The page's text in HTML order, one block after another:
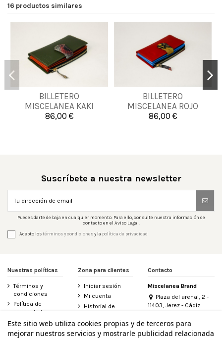
16 productos similares
BILLETERO
MISCELANEA KAKI
86,00 €
UNICA
Añadir al carrito
BILLETERO
MISCELANEA ROJO
86,00 €
UNICA
Añadir al carrito
Suscríbete a nuestra newsletter
Puedes darte de baja en cualquier momento. Para ello, consulte nuestra información de
contacto en el Aviso Legal.
Acepto lostérminos y condicionesy la política de privacidad
Nuestras políticas
Términos y
condiciones
Política de
privacidad
Aviso legal
Política de
Zona para clientes
Iniciar sesión
Mi cuenta
Historial de
Contacte con
nosotros
Contacto
Miscelanea Brand
Plaza del arenal, 2 -
11403, Jerez - Cádiz
(España)
956 155 340
Este sitio web utiliza cookies propias y de terceros para
mejorar nuestros servicios y mostrarle publicidad relacionada